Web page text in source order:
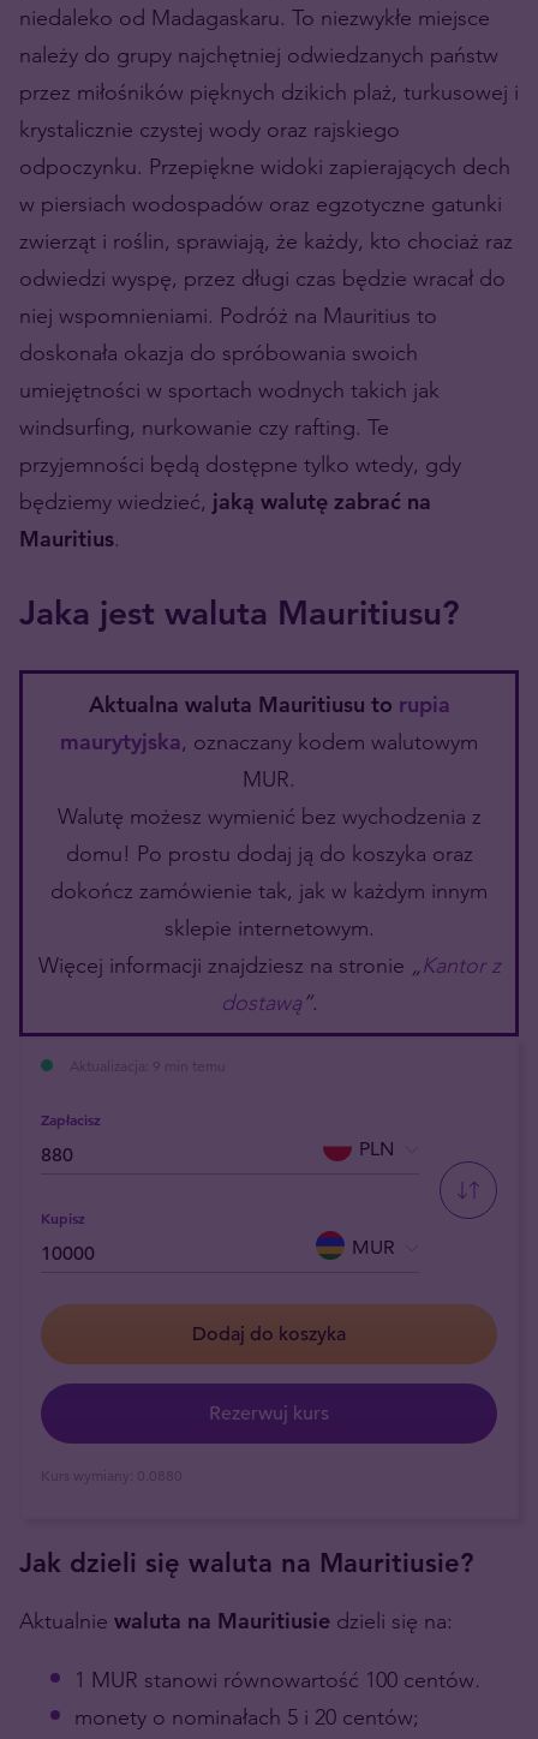
niedaleko od Madagaskaru. To niezwykłe miejsce
należy do grupy najchętniej odwiedzanych państw
przez miłośników pięknych dzikich plaż, turkusowej i
krystalicznie czystej wody oraz rajskiego
odpoczynku. Przepiękne widoki zapierających dech
w piersiach wodospadów oraz egzotyczne gatunki
zwierząt i roślin, sprawiają, że każdy, kto chociaż raz
odwiedzi wyspę, przez długi czas będzie wracał do
niej wspomnieniami. Podróż na Mauritius to
doskonała okazja do spróbowania swoich
umiejętności w sportach wodnych takich jak
windsurfing, nurkowanie czy rafting. Te
przyjemności będą dostępne tylko wtedy, gdy
będziemy wiedzieć, jaką walutę zabrać na
Mauritius.
Jaka jest waluta Mauritiusu?
Aktualna waluta Mauritiusu to rupia
maurytyjska, oznaczany kodem walutowym
MUR.
Walutę możesz wymienić bez wychodzenia z
domu! Po prostu dodaj ją do koszyka oraz
dokończ zamówienie tak, jak w każdym innym
sklepie internetowym.
Więcej informacji znajdziesz na stronie „Kantor z
dostawą”.
Aktualizacja: 9 min temu
Zapłacisz
PLN
Kupisz
MUR
Dodaj do koszyka
Rezerwuj kurs
Kurs wymiany: 0.0880
Jak dzieli się waluta na Mauritiusie?
Aktualnie waluta na Mauritiusie dzieli się na:
1 MUR stanowi równowartość 100 centów.
monety o nominałach 5 i 20 centów;